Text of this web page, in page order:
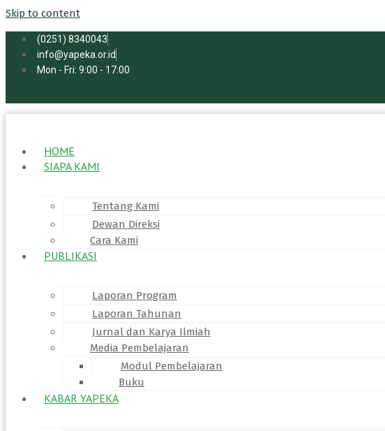
Skip to content
(0251) 8340043
info@yapeka.or.id
Mon - Fri: 9:00 - 17:00
HOME
SIAPA KAMI
Tentang Kami
Dewan Direksi
Cara Kami
PUBLIKASI
Laporan Program
Laporan Tahunan
Jurnal dan Karya Ilmiah
Media Pembelajaran
Modul Pembelajaran
Buku
KABAR YAPEKA